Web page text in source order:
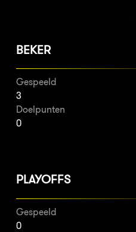
BEKER
Gespeeld
3
Doelpunten
0
PLAYOFFS
Gespeeld
0